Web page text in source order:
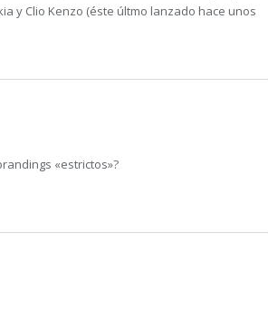
y Clio Kenzo (éste últmo lanzado hace unos
«estrictos»?